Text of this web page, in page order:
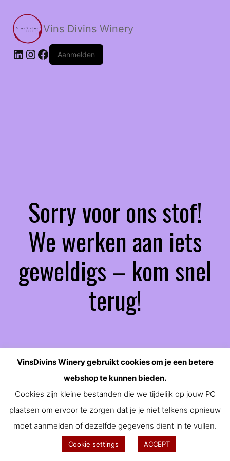
content
Vins Divins Winery
LinkedIn
Instagram
Facebook
Aanmelden
Sorry voor ons stof!
We werken aan iets
geweldigs – kom snel
terug!
VinsDivins Winery gebruikt cookies om je een betere
webshop te kunnen bieden.
Cookies zijn kleine bestanden die we tijdelijk op jouw PC
plaatsen om ervoor te zorgen dat je je niet telkens opnieuw
moet aanmelden of dezelfde gegevens dient in te vullen.
Cookie settings ACCEPT